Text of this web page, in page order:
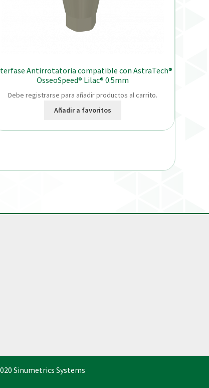
Antirrotatoria compatible con AstraTech®
OsseoSpeed® Lilac® 0.5mm
Debe registrarse para añadir productos al carrito.
Añadir a favoritos
Sinumetrics Systems